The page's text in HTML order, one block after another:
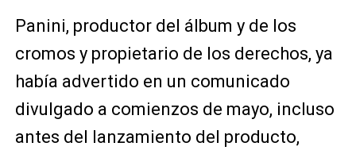
Panini, productor del álbum y de los
cromos y propietario de los derechos, ya
había advertido en un comunicado
divulgado a comienzos de mayo, incluso
antes del lanzamiento del producto,